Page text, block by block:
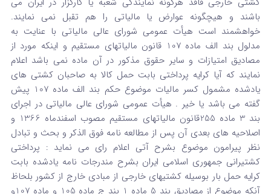
باشند و هیچگونه عوارض یا مالیاتی را هم تقبل نمی نمایند.
خواهشمند است هیأت عمومی شورای عالی مالیاتی با عنایت به
مدلول بند الف ماده 107 قانون مالیاتهای مستقیم و اینکه مورد از
مصادیق امتیازات و سایر حقوق مذکور در آن ماده نمی باشد اعلام
نمایند که آیا کرایه پرداختی بابت حمل کالا به صاحبان کشتی های
یادشده مشمول کسر مالیات موضوع حکم بند الف ماده 107 پیش
گفته می باشد یا خیر . هیأت عمومی شورای عالی مالیاتی در اجرای
بند 3 ماده 255قانون مالیاتهای مستقیم مصوب اسفندماه 1366 و
اصلاحیه های بعدی آن پس از مطالعه نامه فوق الذکر و بحث و تبادل
نظر پیرامون موضوع بشرح آتی اعلام رای می نماید : پرداختی
کشتیرانی جمهوری اسلامی ایران بشرح مندرجات نامه یادشده بابت
کرایه حمل بار بوسیله کشتیهای خارجی از مبادی خارج از کشور بلحاظ
آنکه موضوع از مصادیق بند 5 ماده 1 بند ج ماده 105 و ماده 107و